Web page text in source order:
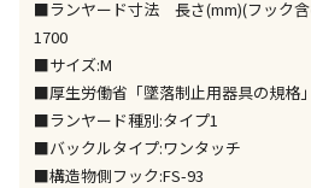
午前9時までのご注文確定
ため、通常よりお時間をい
また、日曜・祝日や年末年
は、休業明けからの出荷対
■ランヤード寸法 長さ(mm)(フック含
1700
■サイズ:M
■厚生労働省「墜落制止用器具の規格
■ランヤード種別:タイプ1
■バックルタイプ:ワンタッチ
■構造物側フック:FS-93